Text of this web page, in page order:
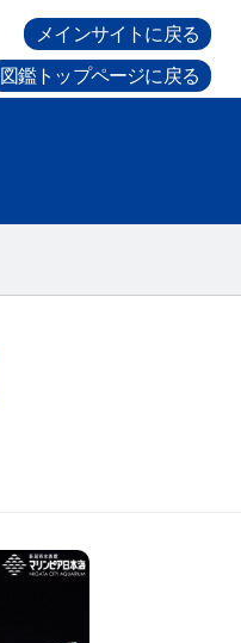
メインサイトに戻る
図鑑トップページに戻る